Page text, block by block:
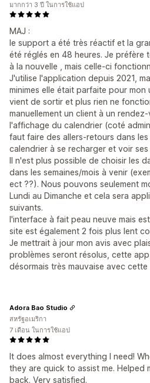
MAJ :
le support a été très réactif et la
été réglés en 48 heures. Je préfère
à la nouvelle , mais celle-ci
J'utilise l'application depuis 2021,
minimes elle était parfaite pour mon
vient de sortir et plus rien ne
manuellement un client à un
l'affichage du calendrier (coté
faut faire des allers-retours dans
calendrier à se recharger et voir
Il n'est plus possible de choisir les
dans les semaines/mois à venir
ect ??). Nous pouvons seulement
Lundi au Dimanche et cela sera
suivants.
l'interface à fait peau neuve mais
site est également 2 fois plus lent
Je mettrait à jour mon avis avec
problèmes seront résolus, cette
désormais très mauvaise avec cette
มากกว่า 3 ปี ในการใช้แอป
It does almost everything I need!
they are quick to assist me. Helped
back. Very satisfied.
Adora Bao Studio
สหรัฐอเมริกา
7 เดือน ในการใช้แอป